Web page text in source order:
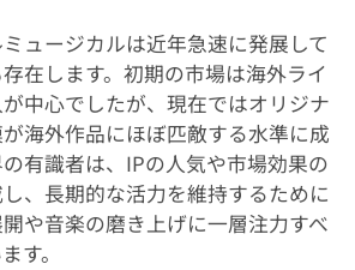
ュージカルは近年急速に発展して
在します。初期の市場は海外ライ
中心でしたが、現在ではオリジナ
海外作品にほぼ匹敵する水準に成
有識者は、IPの人気や市場効果の
、長期的な活力を維持するために
や音楽の磨き上げに一層注力すべ
す。